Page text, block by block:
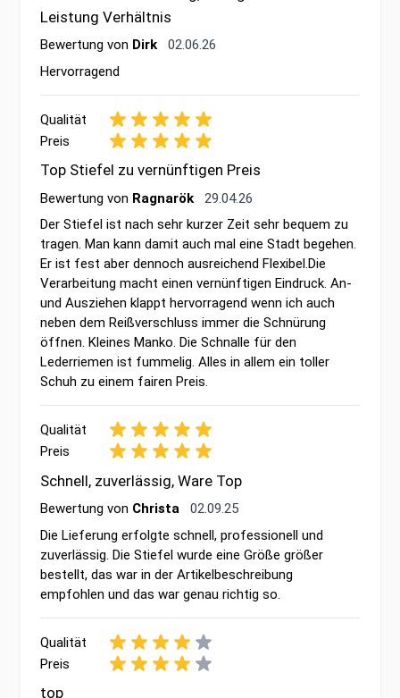
Leistung Verhältnis
Bewertung von Dirk 2. Juni 2026
02.06.26
Hervorragend
Qualität
Preis
Top Stiefel zu vernünftigen Preis
Bewertung von Ragnarök 29. April 2026
29.04.26
Der Stiefel ist nach sehr kurzer Zeit sehr bequem zu
tragen. Man kann damit auch mal eine Stadt begehen.
Er ist fest aber dennoch ausreichend Flexibel.Die
Verarbeitung macht einen vernünftigen Eindruck. An-
und Ausziehen klappt hervorragend wenn ich auch
neben dem Reißverschluss immer die Schnürung
öffnen. Kleines Manko. Die Schnalle für den
Lederriemen ist fummelig. Alles in allem ein toller
Schuh zu einem fairen Preis.
Qualität
Preis
Schnell, zuverlässig, Ware Top
Bewertung von Christa 2. September 2025
02.09.25
Die Lieferung erfolgte schnell, professionell und
zuverlässig. Die Stiefel wurde eine Größe größer
bestellt, das war in der Artikelbeschreibung
empfohlen und das war genau richtig so.
Qualität
Preis
top